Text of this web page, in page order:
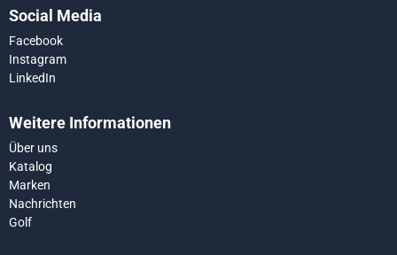
Social Media
Facebook
Instagram
LinkedIn
Weitere Informationen
Über uns
Katalog
Marken
Nachrichten
Golf